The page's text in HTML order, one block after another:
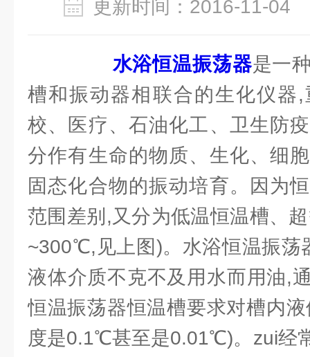
更新时间：2016-11-
水浴恒温振荡器是一
槽和振动器相联合的生化仪器
校、医疗、石油化工、卫生防
分作有生命的物质、生化、细
固态化合物的振动培育。因为
范围差别,又分为低温恒温槽、
~300℃,见上图)。水浴恒温振
液体介质不克不及用水而用油,
恒温振荡器恒温槽要求对槽内
度是0.1℃甚至是0.01℃)。zui经